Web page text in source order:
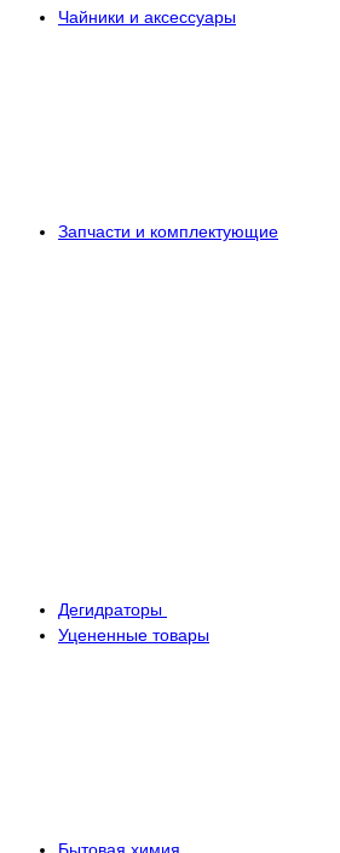
Чайники и аксессуары
Запчасти и комплектующие
Дегидраторы
Уцененные товары
Бытовая химия